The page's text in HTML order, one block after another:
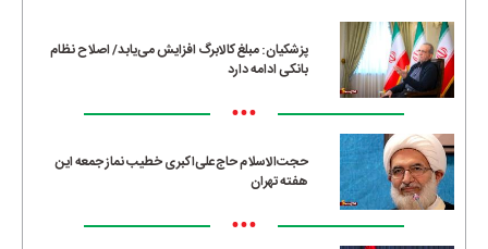
پزشکیان: مبلغ کالابرگ افزایش می‌یابد/ اصلاح نظام
بانکی ادامه دارد
•••
حجت‌الاسلام حاج‌علی‌اکبری خطیب نماز جمعه این
هفته تهران
•••